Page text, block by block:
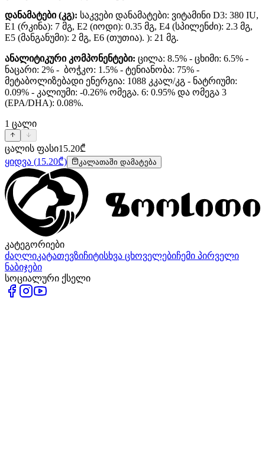
დანამატები (კგ): საკვები დანამატები: ვიტამინი D3: 380 IU,
E1 (რკინა): 7 მგ, E2 (იოდი): 0.35 მგ, E4 (სპილენძი): 2.3 მგ,
E5 (მანგანუმი): 2 მგ, E6 (თუთია). ): 21 მგ.
ანალიტიკური კომპონენტები: ცილა: 8.5% - ცხიმი: 6.5% -
ნაცარი: 2% - ბოჭკო: 1.5% - ტენიანობა: 75% -
მეტაბოლიზებადი ენერგია: 1088 კკალ/კგ - ნატრიუმი:
0.09% - კალიუმი: -0.26% ომეგა. 6: 0.95% და ომეგა 3
(EPA/DHA): 0.08%.
1 ცალი
ცალის ფასი15.20₾
ყიდვა (15.20₾) კალათაში დამატება
კატეგორიები
ძაღლიკატათევზიჩიტისხვა ცხოველებიჩემი პირველი
ნაბიჯები
სოციალური ქსელი